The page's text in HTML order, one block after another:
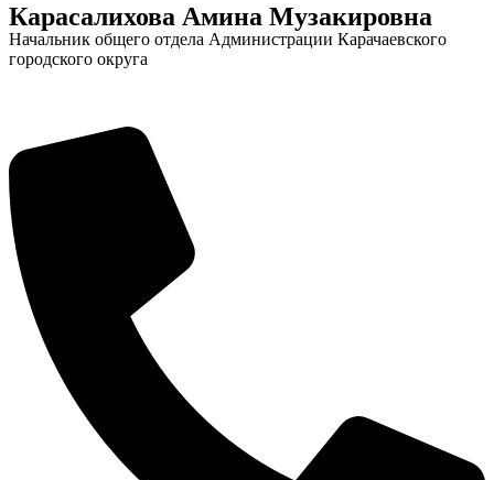
Карасалихова Амина Музакировна
Начальник общего отдела Администрации Карачаевского
городского округа